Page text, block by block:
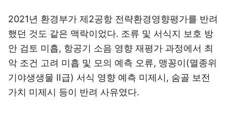
2021년 환경부가 제2공항 전략환경영향평가를 반려
했던 것도 같은 맥락이었다. 조류 및 서식지 보호 방
안 검토 미흡, 항공기 소음 영향 재평가 과정에서 최
악 조건 고려 미흡 및 모의 예측 오류, 맹꽁이(멸종위
기야생생물 Ⅱ급) 서식 영향 예측 미제시, 숨골 보전
가치 미제시 등이 반려 사유였다.